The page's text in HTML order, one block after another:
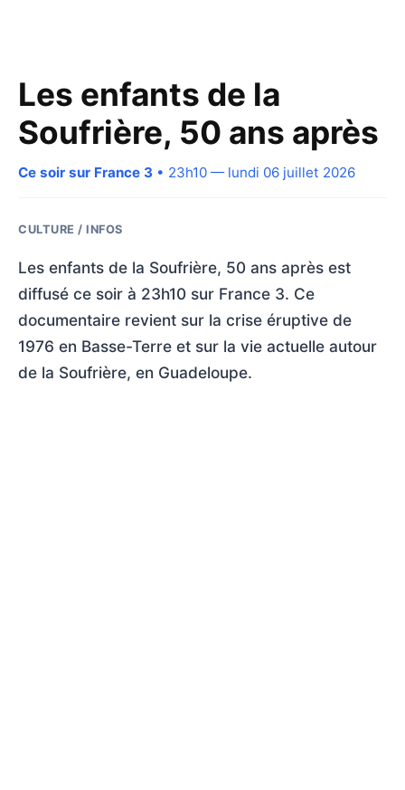
Les enfants de la
Soufrière, 50 ans après
Ce soir sur France 3 • 23h10 — lundi 06 juillet 2026
CULTURE / INFOS
Les enfants de la Soufrière, 50 ans après est
diffusé ce soir à 23h10 sur France 3. Ce
documentaire revient sur la crise éruptive de
1976 en Basse-Terre et sur la vie actuelle autour
de la Soufrière, en Guadeloupe.